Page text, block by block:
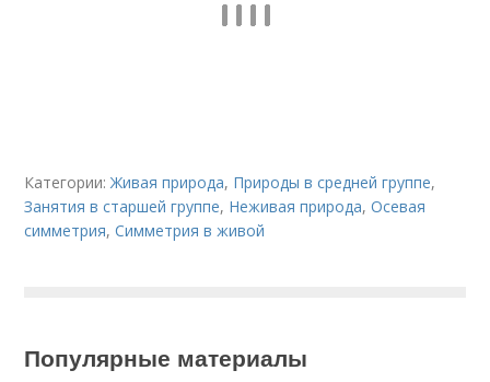
Категории:Живая природа, Природы в средней группе,
Занятия в старшей группе, Неживая природа,Осевая
симметрия,Симметрия в живой
Популярные материалы